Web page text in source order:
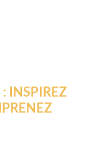
: INSPIREZ